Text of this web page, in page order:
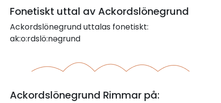
Fonetiskt uttal av Ackordslönegrund
Ackordslönegrund uttalas fonetiskt:
ak:o:rdslö:nəgrund
Ackordslönegrund Rimmar på: